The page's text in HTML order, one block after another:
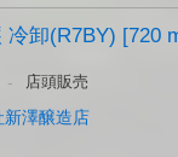
卸(R7BY) [720
- 店頭販売
新澤醸造店